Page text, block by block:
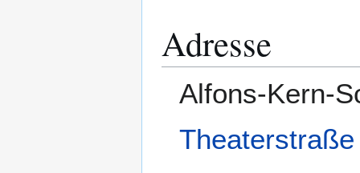
Adresse
Alfons-Kern-
Theaterstraße